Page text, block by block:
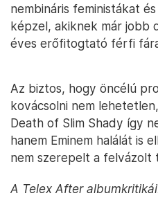
nembináris feministákat
képzel, akiknek már jobb
éves erőfitogtató férfi
Az biztos, hogy öncélú
kovácsolni nem
Death of Slim Shady így
hanem Eminem halálát is
nem szerepelt a
A Telex After